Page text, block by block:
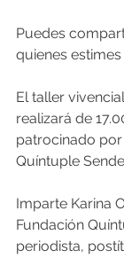
Puedes
quienes
El taller
realizará de
patrocinado
Quíntuple
Imparte Karina
Fundación
periodista,